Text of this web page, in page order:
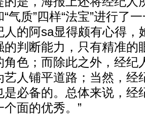
“气质”四样“法宝”进行了
的阿sa显得颇有心得，
的判断能力，只有精准的
角色；而除此之外，经纪
艺人铺平道路；当然，经
是必备的。总体来说，经
面的优秀。”